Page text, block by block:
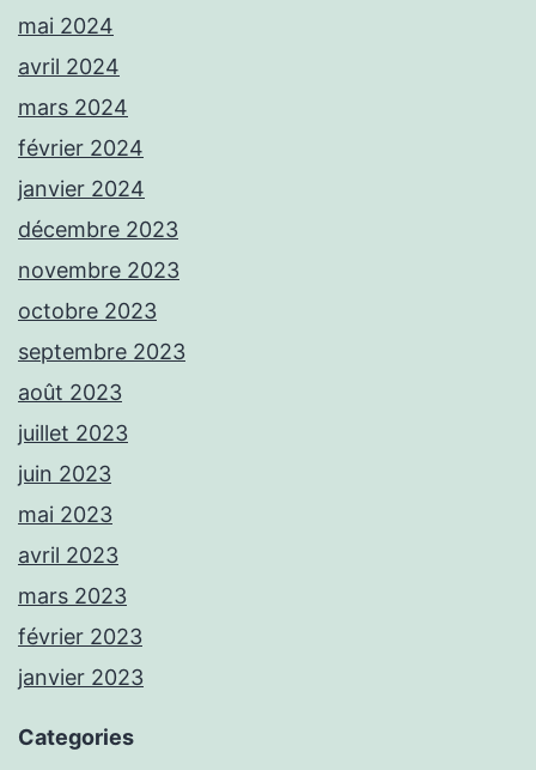
mai 2024
avril 2024
mars 2024
février 2024
janvier 2024
décembre 2023
novembre 2023
octobre 2023
septembre 2023
août 2023
juillet 2023
juin 2023
mai 2023
avril 2023
mars 2023
février 2023
janvier 2023
Categories